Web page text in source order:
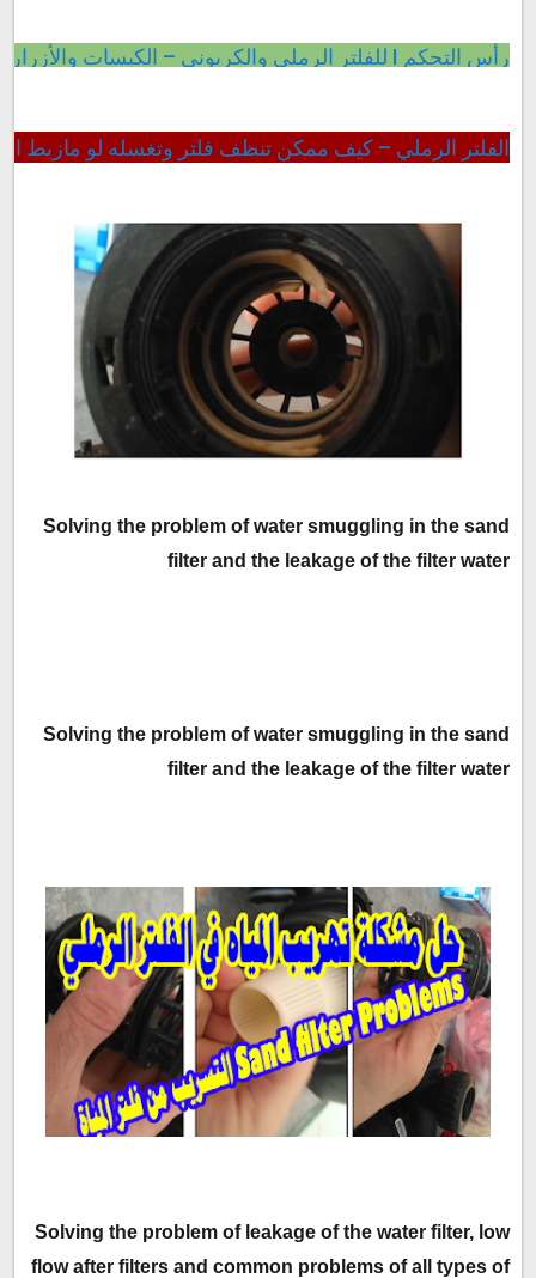
رأس التحكم I للفلتر الرملي والكربوني – الكبسات والأزرار ـ تعرف معنا head control sand
Solving the problem of water smuggling in the sand
filter and the leakage of the filter water
Solving the problem of water smuggling in the sand
filter and the leakage of the filter water
Solving the problem of leakage of the water filter, low
flow after filters and common problems of all types of